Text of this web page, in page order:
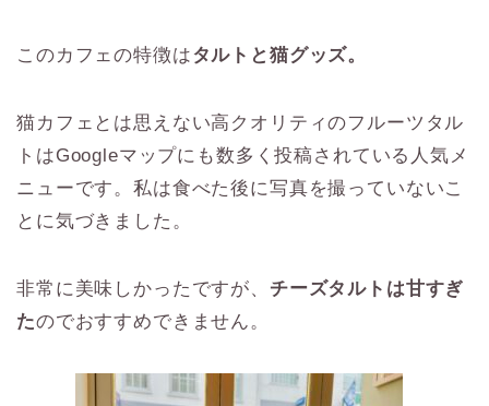
このカフェの特徴はタルトと猫グッズ。
猫カフェとは思えない高クオリティのフルーツタル
トはGoogleマップにも数多く投稿されている人気メ
ニューです。私は食べた後に写真を撮っていないこ
とに気づきました。
非常に美味しかったですが、 チーズタルトは甘すぎ
たのでおすすめできません。